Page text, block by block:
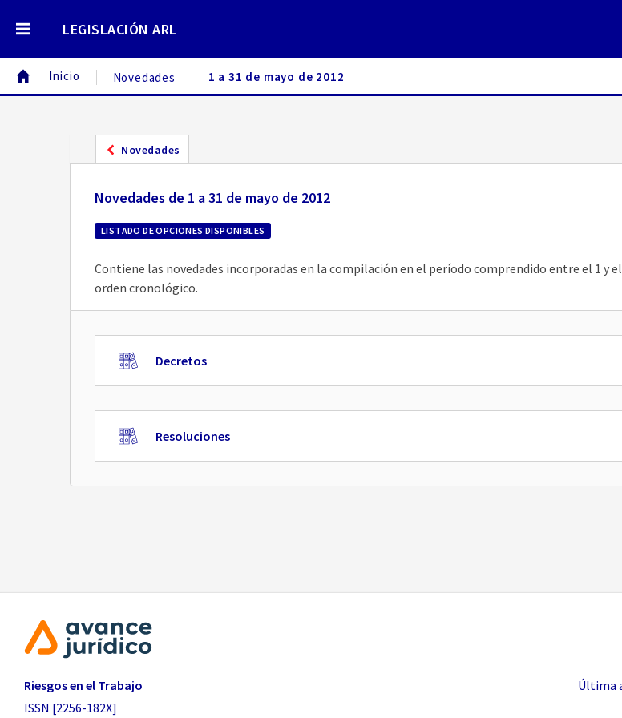
LEGISLACIÓN ARL
Inicio Novedades 1 a 31 de mayo de 2012
Novedades
Novedades de 1 a 31 de mayo de 2012
LISTADO DE OPCIONES DISPONIBLES
Contiene las novedades incorporadas en la compilación en el período comprendido entre el 1 y
orden cronológico.
Decretos
Resoluciones
Riesgos en el Trabajo
ISSN [2256-182X]
Última